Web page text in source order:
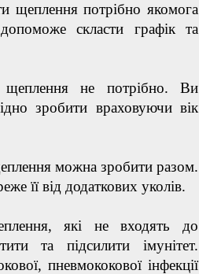
потрібно якомога
скласти графік та
не потрібно. Ви
зробити враховуючи вік
можна зробити разом.
її від додаткових уколів.
які не входять до
та підсилити імунітет.
пневмококової інфекції